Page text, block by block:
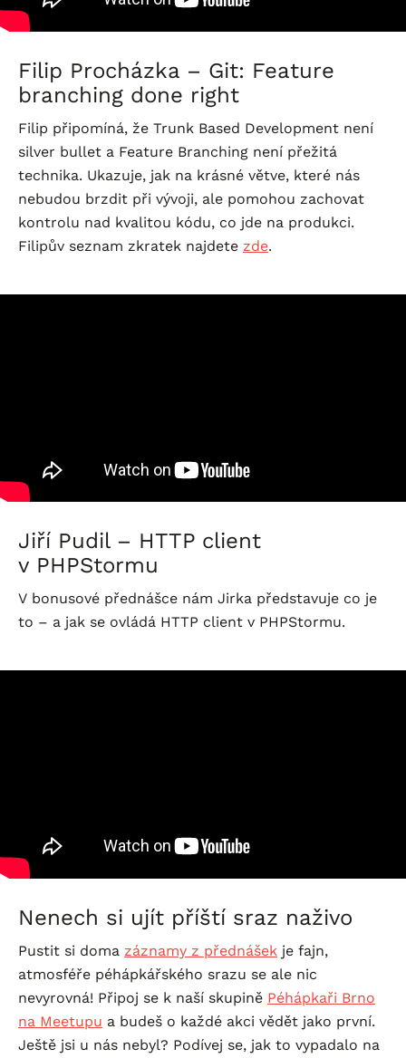
Filip Procházka – Git: Feature
branching done right
Filip připomíná, že Trunk Based Development není
silver bullet a Feature Branching není přežitá
technika. Ukazuje, jak na krásné větve, které nás
nebudou brzdit při vývoji, ale pomohou zachovat
kontrolu nad kvalitou kódu, co jde na produkci.
Filipův seznam zkratek najdete zde.
Jiří Pudil – HTTP client
v PHPStormu
V bonusové přednášce nám Jirka představuje co je
to – a jak se ovládá HTTP client v PHPStormu.
Nenech si ujít příští sraz naživo
Pustit si doma záznamy z přednášek je fajn,
atmosféře péhápkářského srazu se ale nic
nevyrovná! Připoj se k naší skupině Péhápkaři Brno
na Meetupu a budeš o každé akci vědět jako první.
Ještě jsi u nás nebyl? Podívej se, jak to vypadalo na